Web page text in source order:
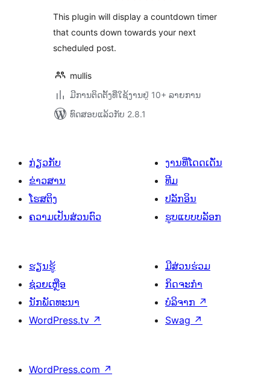
This plugin will display a countdown timer
that counts down towards your next
scheduled post.
mullis
ມີການຕິດຕັ້ງທີ່ໃຊ້ງານຢູ່ 10+ ລາຍການ
ທົດສອບແລ້ວກັບ 2.8.1
ກ່ຽວກັບ
ຂ່າວສານ
ໂຮສຕິງ
ຄວາມເປັນສ່ວນຕົວ
ງານທີ່ໂດດເດັ່ນ
ທີມ
ປລັກອິນ
ຮູບແບບບລັອກ
ຮຽນຮູ້
ຊ່ວຍເຫຼືອ
ນັກພັດທະນາ
WordPress.tv ↗
ມີສ່ວນຮ່ວມ
ກິດຈະກຳ
ບໍລິຈາກ ↗
Swag ↗
WordPress.com ↗